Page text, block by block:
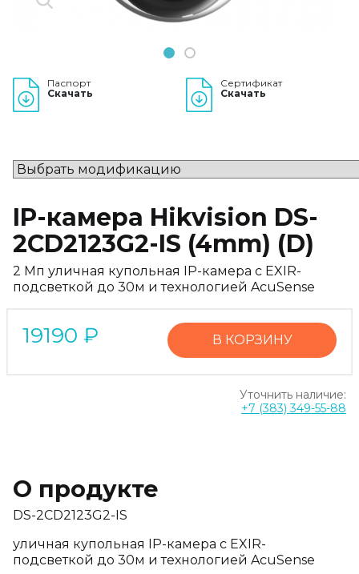
1 2
Паспорт
Скачать
Сертификат
Скачать
IP-камера Hikvision DS-
2CD2123G2-IS (4mm) (D)
2 Мп уличная купольная IP-камера с EXIR-
подсветкой до 30м и технологией AcuSense
19190 ₽ В КОРЗИНУ
Уточнить наличие:
+7 (383) 349-55-88
О продукте
DS-2CD2123G2-IS
уличная купольная IP-камера с EXIR-
подсветкой до 30м и технологией AcuSense